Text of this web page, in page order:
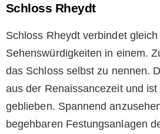
Schloss Rheydt
Schloss Rheydt verbindet
Sehenswürdigkeiten in einem.
das Schloss selbst zu nennen.
aus der Renaissancezeit und
geblieben. Spannend
begehbaren Festungsanlagen